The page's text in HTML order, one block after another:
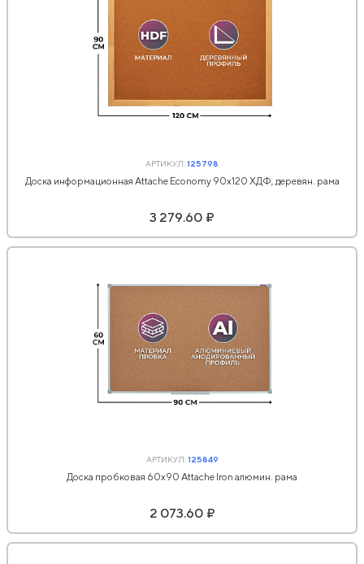
АРТИКУЛ:125798
Доска информационная Attache Economy 90х120 ХДФ, деревян. рама
3 279.60 ₽
АРТИКУЛ:125849
Доска пробковая 60х90 Attache Iron алюмин. рама
2 073.60 ₽